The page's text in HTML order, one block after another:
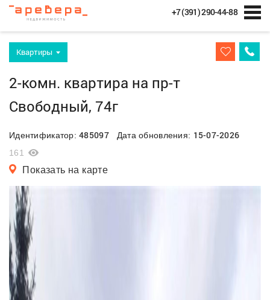
+7 (391) 290-44-88
Квартиры
2-комн. квартира на пр-т
Свободный, 74г
Идентификатор:485097Дата обновления: 15-07-2026
161
Показать на карте